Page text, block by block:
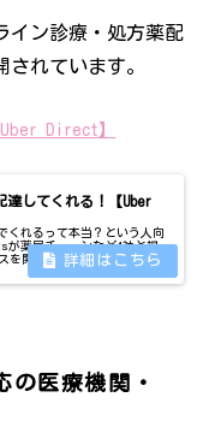
イン診療・処方薬配
されています。
Direct】
達してくれる！【Uber
くれるって本当？という人向
が薬局チェーンなど4社と提
を開始したニュースをご紹介
を運ぶことなくオンラインで
の医療機関・